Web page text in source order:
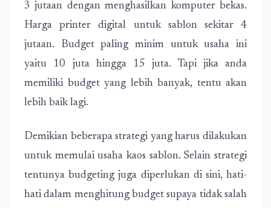
3 jutaan dengan menghasilkan komputer bekas.
Harga printer digital untuk sablon sekitar 4
jutaan. Budget paling minim untuk usaha ini
yaitu 10 juta hingga 15 juta. Tapi jika anda
memiliki budget yang lebih banyak, tentu akan
lebih baik lagi.
Demikian beberapa strategi yang harus dilakukan
untuk memulai usaha kaos sablon. Selain strategi
tentunya budgeting juga diperlukan di sini, hati-
hati dalam menghitung budget supaya tidak salah